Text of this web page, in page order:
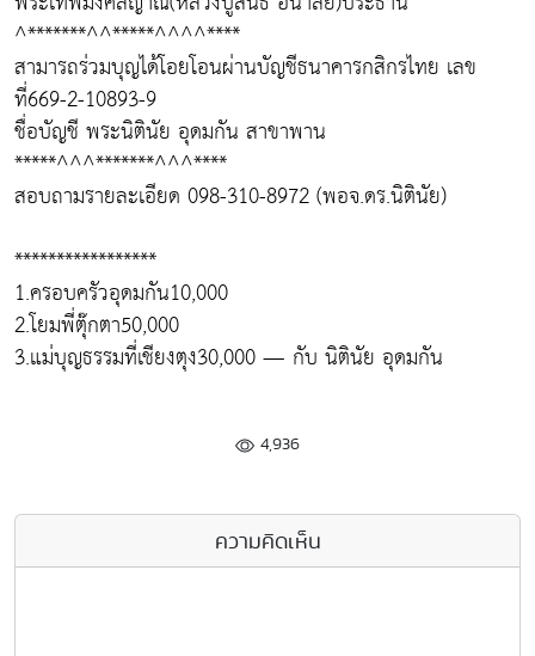
^*******^^*****^^^^****
สามารถร่วมบุญได้โอยโอนผ่านบัญชีธนาคารกสิกรไทย เลข
ที่669-2-10893-9
ชื่อบัญชี พระนิตินัย อุดมกัน สาขาพาน
*****^^^*******^^^****
สอบถามรายละเอียด 098-310-8972 (พอจ.ดร.นิตินัย)
*****************
1.ครอบครัวอุดมกัน10,000
2.โยมพี่ตุ๊กตา50,000
3.แม่บุญธรรมที่เชียงตุง30,000 — กับ นิตินัย อุดมกัน
4,936
ความคิดเห็น